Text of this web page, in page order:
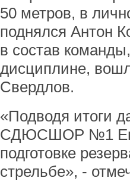
50 метров, в
поднялся Антон
в состав
дисциплине,
Свердлов.
«Подводя итоги
СДЮСШОР №1
подготовке
стрельбе», -